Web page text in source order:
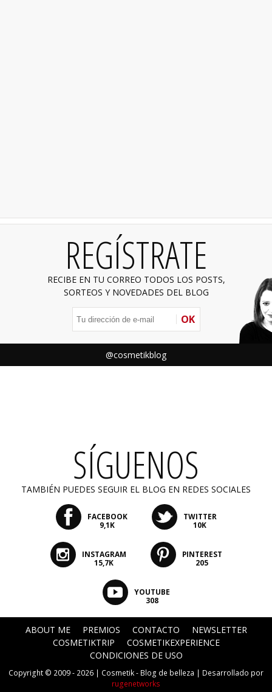
REGÍSTRATE
RECIBE EN TU CORREO TODOS LOS POSTS,
SORTEOS Y NOVEDADES DEL BLOG
OK
@cosmetikblog
SÍGUENOS
TAMBIÉN PUEDES SEGUIR EL BLOG EN REDES SOCIALES
FACEBOOK
9,1K
TWITTER
10K
INSTAGRAM
15,7K
PINTEREST
205
YOUTUBE
308
ABOUT ME PREMIOS CONTACTO
NEWSLETTER
COSMETIKTRIP
COSMETIKEXPERIENCE
CONDICIONES DE USO
Copyright © 2009 - 2026 | Cosmetik - Blog de belleza | Desarrollado por
rugenetworks